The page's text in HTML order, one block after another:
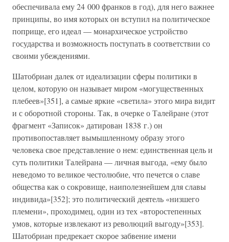
обеспечивала ему 24 000 франков в год), для него важнее
принципы, во имя которых он вступил на политическое
поприще, его идеал — монархическое устройство
государства и возможность поступать в соответствии со
своими убеждениями.
Шатобриан далек от идеализации сферы политики в
целом, которую он называет миром «могущественных
плебеев»[351], а самые яркие «светила» этого мира видит
и с оборотной стороны. Так, в очерке о Талейране (этот
фрагмент «Записок» датирован 1838 г.) он
противопоставляет вымышленному образу этого
человека свое представление о нем: единственная цель и
суть политики Талейрана — личная выгода, «ему было
неведомо то великое честолюбие, что печется о славе
общества как о сокровище, наиполезнейшем для славы
индивида»[352]; это политический деятель «низшего
племени», проходимец, один из тех «второстепенных
умов, которые извлекают из революций выгоду»[353].
Шатобриан предрекает скорое забвение имени